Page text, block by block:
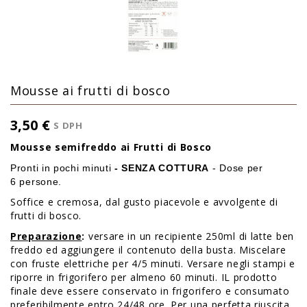
Mousse ai frutti di bosco
3,50 € S DPH
Mousse semifreddo ai Frutti di Bosco
Pronti in pochi minuti- SENZA COTTURA - Dose per
6 persone.
Soffice e cremosa, dal gusto piacevole e avvolgente di
frutti di bosco.
Preparazione: versare in un recipiente 250ml di latte ben
freddo ed aggiungere il contenuto della busta. Miscelare
con fruste elettriche per 4/5 minuti. Versare negli stampi e
riporre in frigorifero per almeno 60 minuti. IL prodotto
finale deve essere conservato in frigorifero e consumato